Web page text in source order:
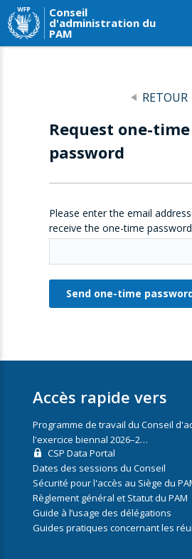
Conseil
d'administration du
PAM
RETOUR
Request one-
password
Please enter the email
receive the one-time
Accès rapide vers
Programme de travail du Conseil
l'exercice biennal 2026–2…
CSP Data Portal
Dates des sessions du Conseil
Sécurité pour l'accès au Siège du
Règlement général et Statut du PAM
Guide à l’usage des délégations
Guides pratiques concernant les